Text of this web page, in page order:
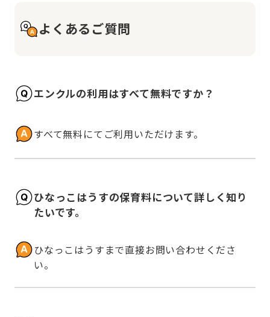
よくあるご質問
エンクルの利用はすべて無料ですか？
すべて無料にてご利用いただけます。
ひなっこはうすの保育料について詳しく知り
たいです。
ひなっこはうすまで直接お問い合わせくださ
い。